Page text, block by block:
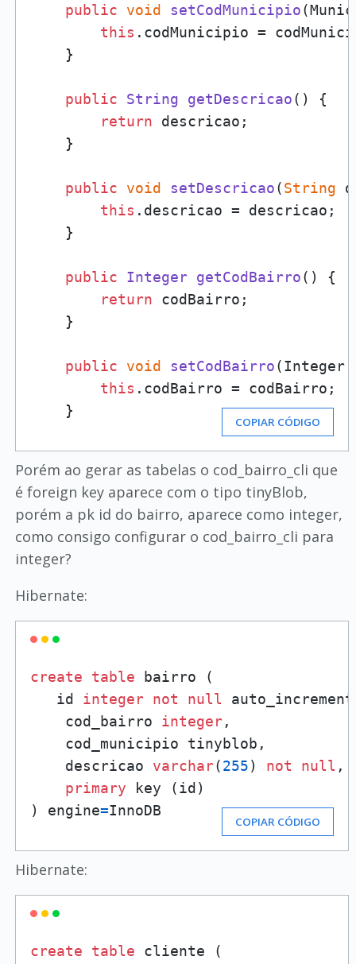
public void setCodMunicipio(
this . codMunicipio =
    }
public String getDescricao( ) {
return descricao;
    }
public void setDescricao(String
this . descricao = descricao;
    }
public Integer getCodBairro( ) {
return codBairro;
    }
public void setCodBairro(Integer
this . codBairro = codBairro;
    }
COPIAR CÓDIGO
Porém ao gerar as tabelas o cod_bairro_cli que
é foreign key aparece com o tipo tinyBlob,
porém a pk id do bairro, aparece como integer,
como consigo configurar o cod_bairro_cli para
integer?
Hibernate:
create table bairro (
   id
integer not null
    cod_bairro
integer,
    cod_municipio tinyblob,
    descricao
varchar(255) not null ,
primary key (id)
) engine=InnoDB
COPIAR CÓDIGO
Hibernate:
create table cliente (